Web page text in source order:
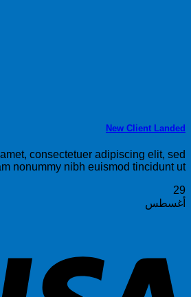
New Client Landed
consectetuer adipiscing elit, sed
nonummy nibh euismod tincidunt ut [...]
29
أغسطس